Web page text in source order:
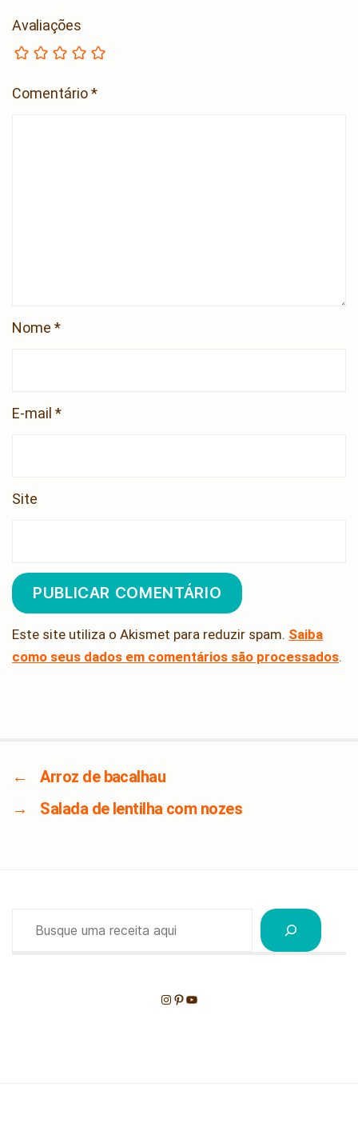
Avaliações
Comentário*
Nome *
E-mail *
Site
Este site utiliza o Akismet para reduzir spam. Saiba
como seus dados em comentários são processados.
←
Arroz de bacalhau
→
Salada de lentilha com nozes
Instagram
Pinterest
Youtube